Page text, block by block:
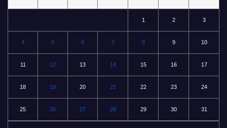
1 2 3
4 5 6 7 8 9 10
11 12 13 14 15 16 17
18 19 20 21 22 23 24
25 26 27 28 29 30 31